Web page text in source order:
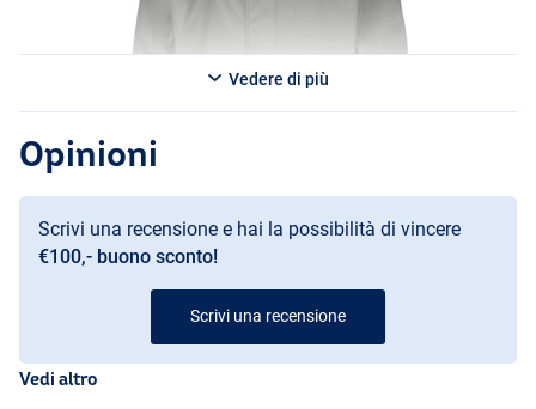
Vedere di più
Opinioni
Scrivi una recensione e hai la possibilità di vincere
€100,- buono sconto!
Scrivi una recensione
Vedi altro